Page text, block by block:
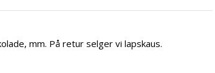
mm. På retur selger vi lapskaus.